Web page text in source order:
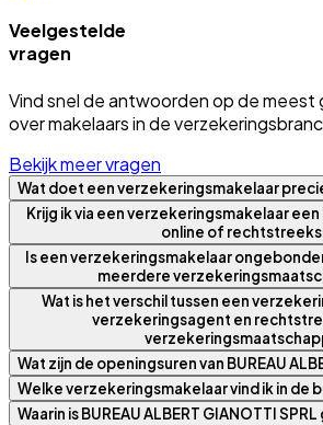
Veelgestelde
vragen
Vind snel de antwoorden op de meest
over makelaars in de
Bekijk meer vragen
Wat doet een verzekeringsmakelaar
Krijg ik via een verzekeringsmakelaar
online of
Is een verzekeringsmakelaar
meerdere
Wat is het verschil tussen een
verzekeringsagent en
Wat zijn de openingsuren van BUREAU
Welke verzekeringsmakelaar vind ik in de
Waarin is BUREAU ALBERT GIANOTTI